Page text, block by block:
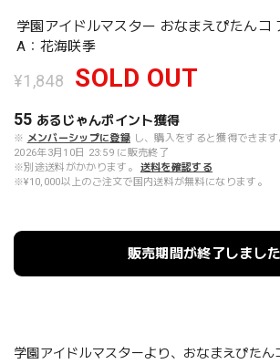
学園アイドルマスター おなまえぴたんコ
A：花海咲季
¥1,848 SOLD OUT
55 あるじゃんポイント獲得
※ メンバーシップに登録 し、購入をすると獲得できます
2026年3月10日 23:59 に販売終了
※別途送料がかかります。
送料を確認する
※¥10,000以上のご注文で国内送料が無料になります。
販売期間が終了しました
学園アイドルマスターより、おなまえぴたん